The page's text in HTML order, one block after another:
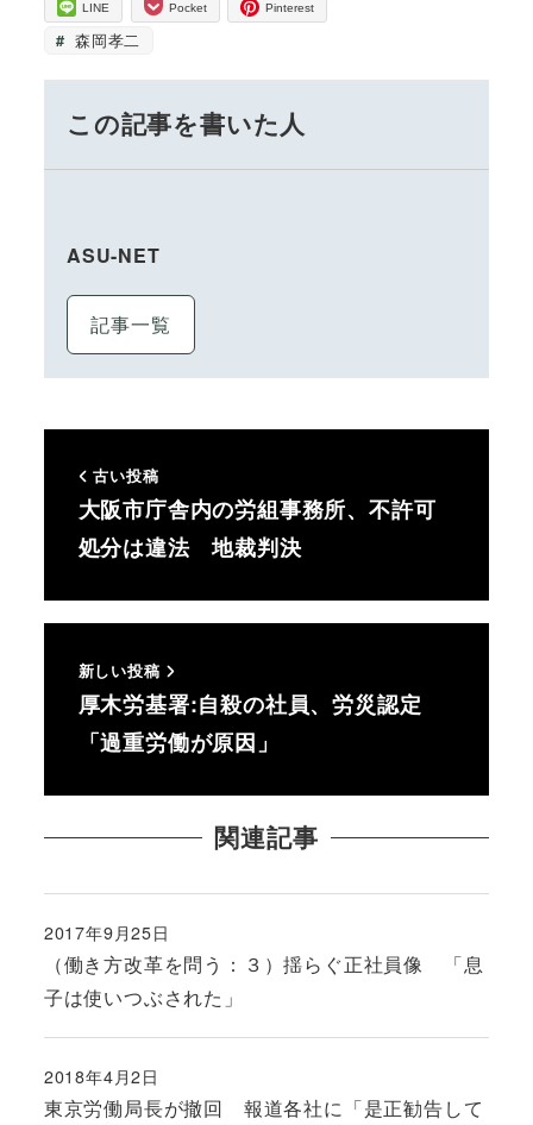
LINE Pocket Pinterest
森岡孝二
この記事を書いた人
ASU-NET
記事一覧
古い投稿
大阪市庁舎内の労組事務所、不許可
処分は違法 地裁判決
新しい投稿
厚木労基署:自殺の社員、労災認定
「過重労働が原因」
関連記事
（働き方改革を問う：３）揺らぐ正社員像 「息
子は使いつぶされた」
投稿日
2017年9月25日
東京労働局長が撤回 報道各社に「是正勧告して
投稿日
2018年4月2日